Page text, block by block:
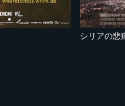
シリアの悲